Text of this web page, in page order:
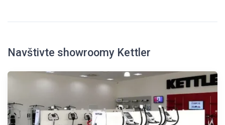
Navštivte showroomy Kettler